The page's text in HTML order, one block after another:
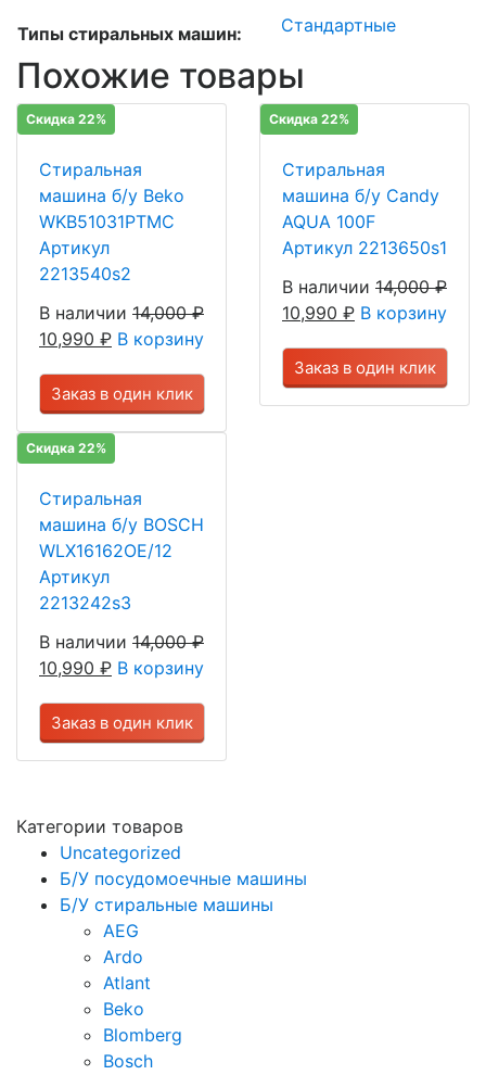
Типы стиральных машин: Стандартные
Похожие товары
Скидка 22%
Стиральная
машина б/у Beko
WKB51031PTMC
Артикул
2213540s2
В наличии 14,000₽
10,990 ₽ В корзину
Заказ в один клик
Скидка 22%
Стиральная
машина б/у Candy
AQUA 100F
Артикул 2213650s1
В наличии 14,000₽
10,990 ₽ В корзину
Заказ в один клик
Скидка 22%
Стиральная
машина б/у BOSCH
WLX16162OE/12
Артикул
2213242s3
В наличии 14,000₽
10,990 ₽ В корзину
Заказ в один клик
Категории товаров
Uncategorized
Б/У посудомоечные машины
Б/У стиральные машины
AEG
Ardo
Atlant
Beko
Blomberg
Bosch